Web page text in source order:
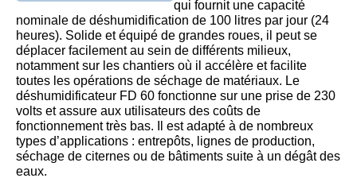
qui fournit une capacité
nominale de déshumidification de 100 litres par jour (24
heures). Solide et équipé de grandes roues, il peut se
déplacer facilement au sein de différents milieux,
notamment sur les chantiers où il accélère et facilite
toutes les opérations de séchage de matériaux. Le
déshumidificateur FD 60 fonctionne sur une prise de 230
volts et assure aux utilisateurs des coûts de
fonctionnement très bas. Il est adapté à de nombreux
types d’applications : entrepôts, lignes de production,
séchage de citernes ou de bâtiments suite à un dégât des
eaux.